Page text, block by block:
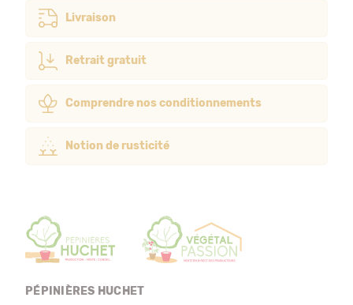
Livraison
Retrait gratuit
Comprendre nos conditionnements
Notion de rusticité
PÉPINIÈRES HUCHET